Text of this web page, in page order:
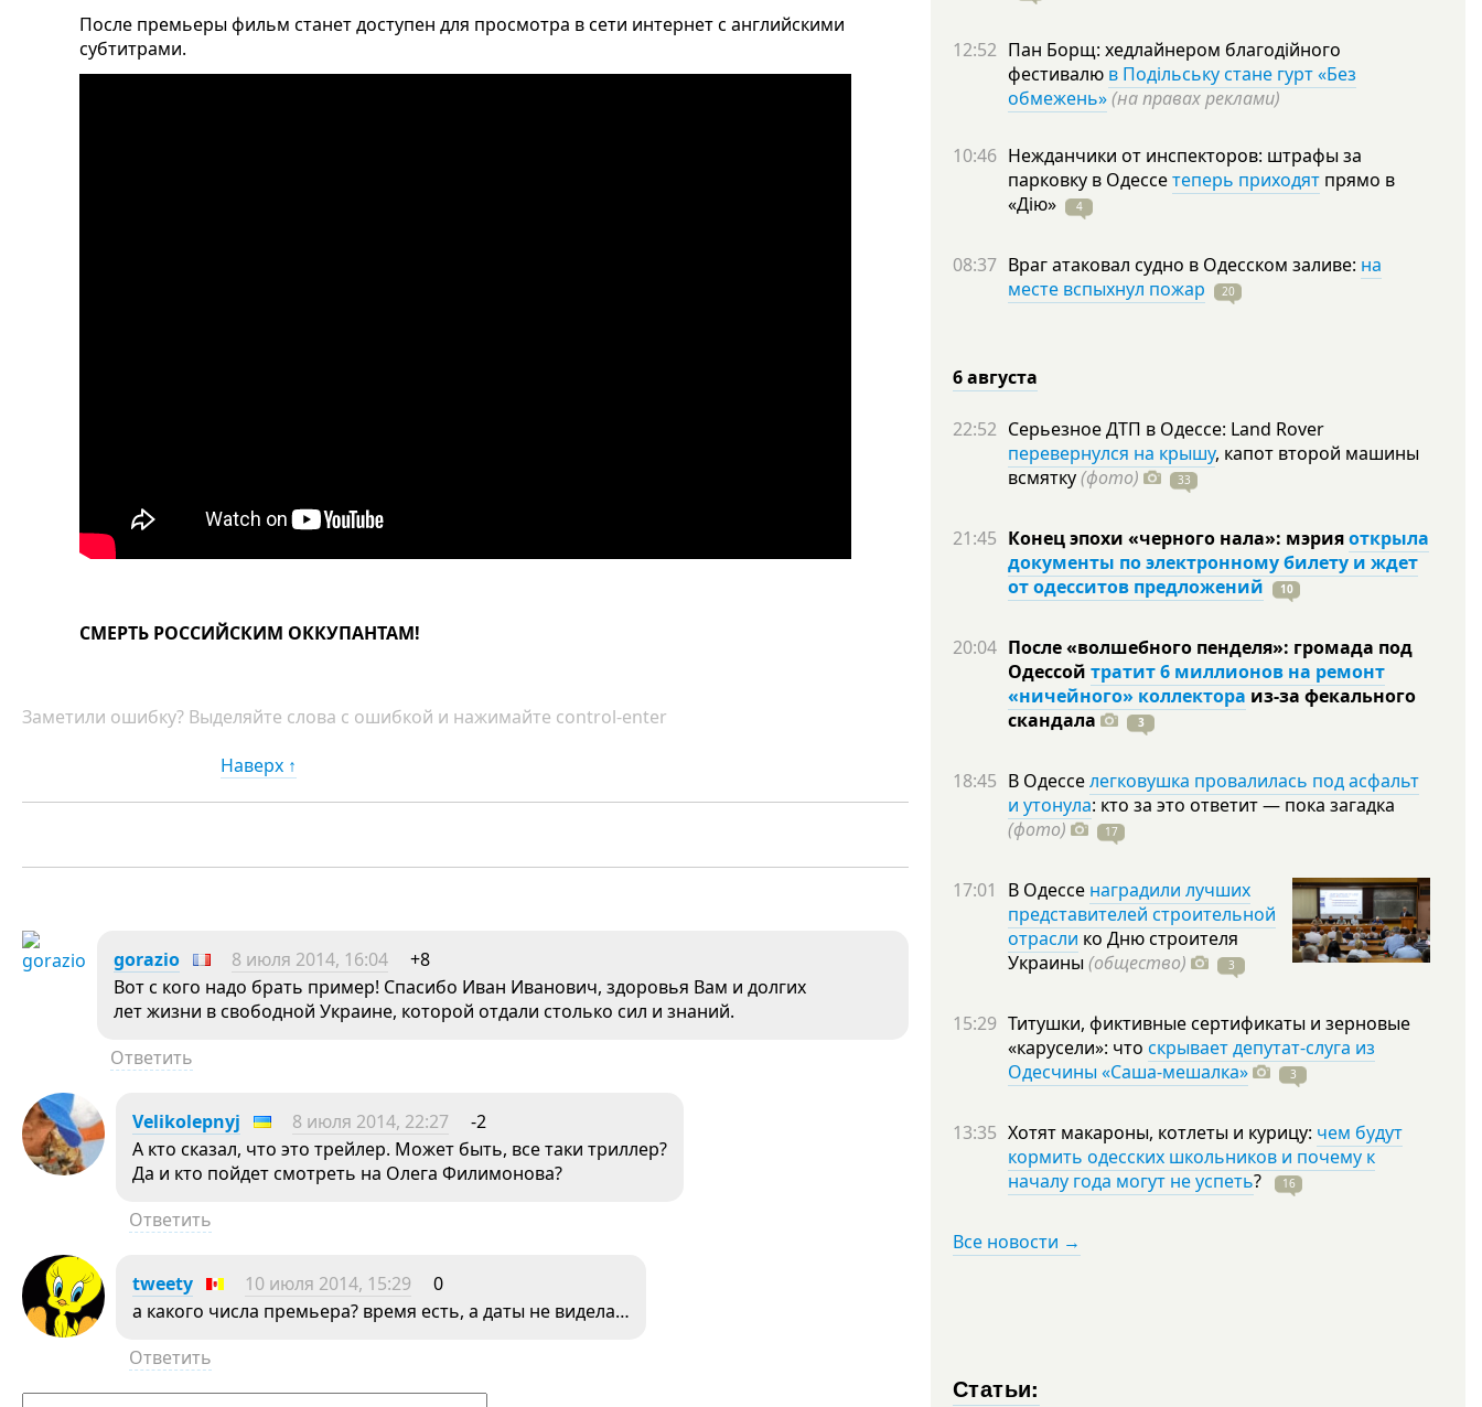
После премьеры фильм станет доступен для просмотра в сети интернет с английскими
субтитрами.
СМЕРТЬ РОССИЙСКИМ ОККУПАНТАМ!
Заметили ошибку? Выделяйте слова с ошибкой и нажимайте control-enter
Наверх ↑
gorazio 8 июля 2014, 16:04
+8
Вот с кого надо брать пример! Спасибо Иван Иванович, здоровья Вам и долгих
лет жизни в свободной Украине, которой отдали столько сил и знаний.
Ответить
Velikolepnyj 8 июля 2014, 22:27
-2
А кто сказал, что это трейлер. Может быть, все таки триллер?
Да и кто пойдет смотреть на Олега Филимонова?
Ответить
tweety 10 июля 2014, 15:29
0
а какого числа премьера? время есть, а даты не видела…
Ответить
12:52 Пан Борщ: хедлайнером благодійного
фестивалю в Подільську стане гурт «Без
обмежень»(на правах реклами)
10:46 Нежданчики от инспекторов: штрафы за
парковку в Одессетеперь приходят прямо в
«Дію»
4
08:37 Враг атаковал судно в Одесском заливе: на
месте вспыхнул пожар
20
6 августа
22:52 Серьезное ДТП в Одессе: Land Rover
перевернулся на крышу, капот второй машины
всмятку(фото) 33
21:45 Конец эпохи «черного нала»: мэрияоткрыла
документы по электронному билету и ждет
от одесситов предложений
10
20:04 После «волшебного пенделя»: громада под
Одессой тратит 6 миллионов на ремонт
«ничейного» коллектора из-за фекального
скандала
3
18:45 В Одесселегковушка провалилась под асфальт
и утонула: кто за это ответит — пока загадка
(фото)
17
17:01 В Одессе наградили лучших
представителей строительной
отрасли ко Дню строителя
Украины (общество) 3
15:29 Титушки, фиктивные сертификаты и зерновые
«карусели»: что скрывает депутат-слуга из
Одесчины «Саша-мешалка»
3
13:35 Хотят макароны, котлеты и курицу: чем будут
кормить одесских школьников и почему к
началу года могут не успеть? 16
Все новости →
Статьи: